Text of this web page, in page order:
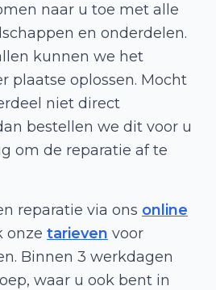
naar u toe met alle
en onderdelen.
kunnen we het
plaatse oplossen. Mocht
niet direct
bestellen we dit voor u
om de reparatie af te
reparatie via ons online
onze tarieven voor
Binnen 3 werkdagen
waar u ook bent in